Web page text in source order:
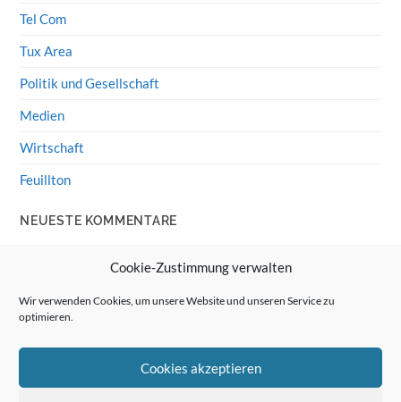
Cookie-Zustimmung verwalten
Wir verwenden Cookies, um unsere Website und unseren Service zu
optimieren.
Cookies akzeptieren
Tel Com
Tux Area
Politik und Gesellschaft
Medien
Wirtschaft
Feuillton
NEUESTE KOMMENTARE
Wolff von Rechenberg
Linux Mint: Google Drive integrieren